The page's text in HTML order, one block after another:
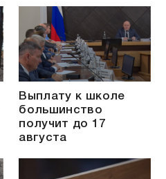
Выплату к школе
большинство
получит до 17
августа